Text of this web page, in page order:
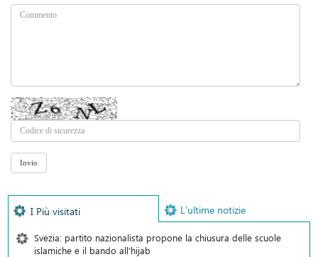
I Più visitati L’ultime notizie
Svezia: partito nazionalista propone la chiusura delle scuole
islamiche e il bando all'hijab